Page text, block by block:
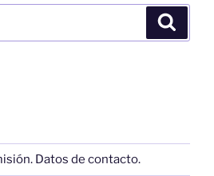
Datos de contacto.